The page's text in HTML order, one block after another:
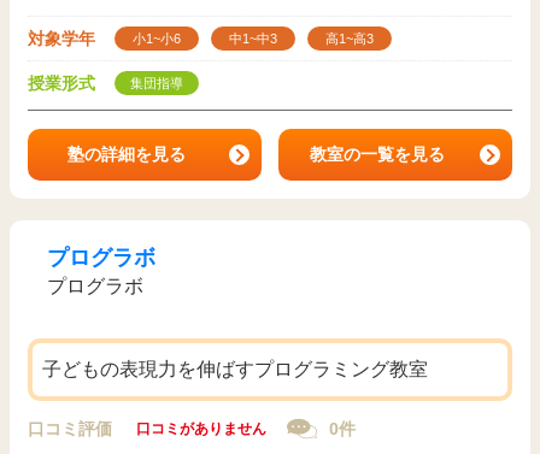
対象学年 小1~小6 中1~中3 高1~高3
授業形式 集団指導
塾の詳細を見る 教室の一覧を見る
プログラボ
プログラボ
子どもの表現力を伸ばすプログラミング教室
口コミ評価 口コミがありません 0件